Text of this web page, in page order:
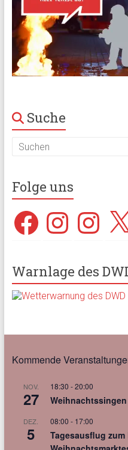
Suche
Folge uns
FacebookInstagramInstagram
X
Warnlage des
Kommende
NOV.
27
18:30 -20:00
Weihnachtssingen
DEZ.
5
08:00 - 17:00
Tagesausflug